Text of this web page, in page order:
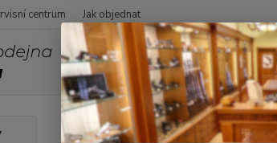
centrum Jak objednat
Úvod Zbraně Dlouhé zbraně